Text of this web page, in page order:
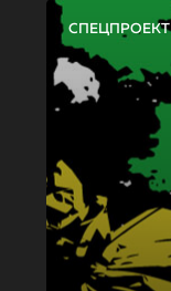
СПЕЦПРОЕКТ